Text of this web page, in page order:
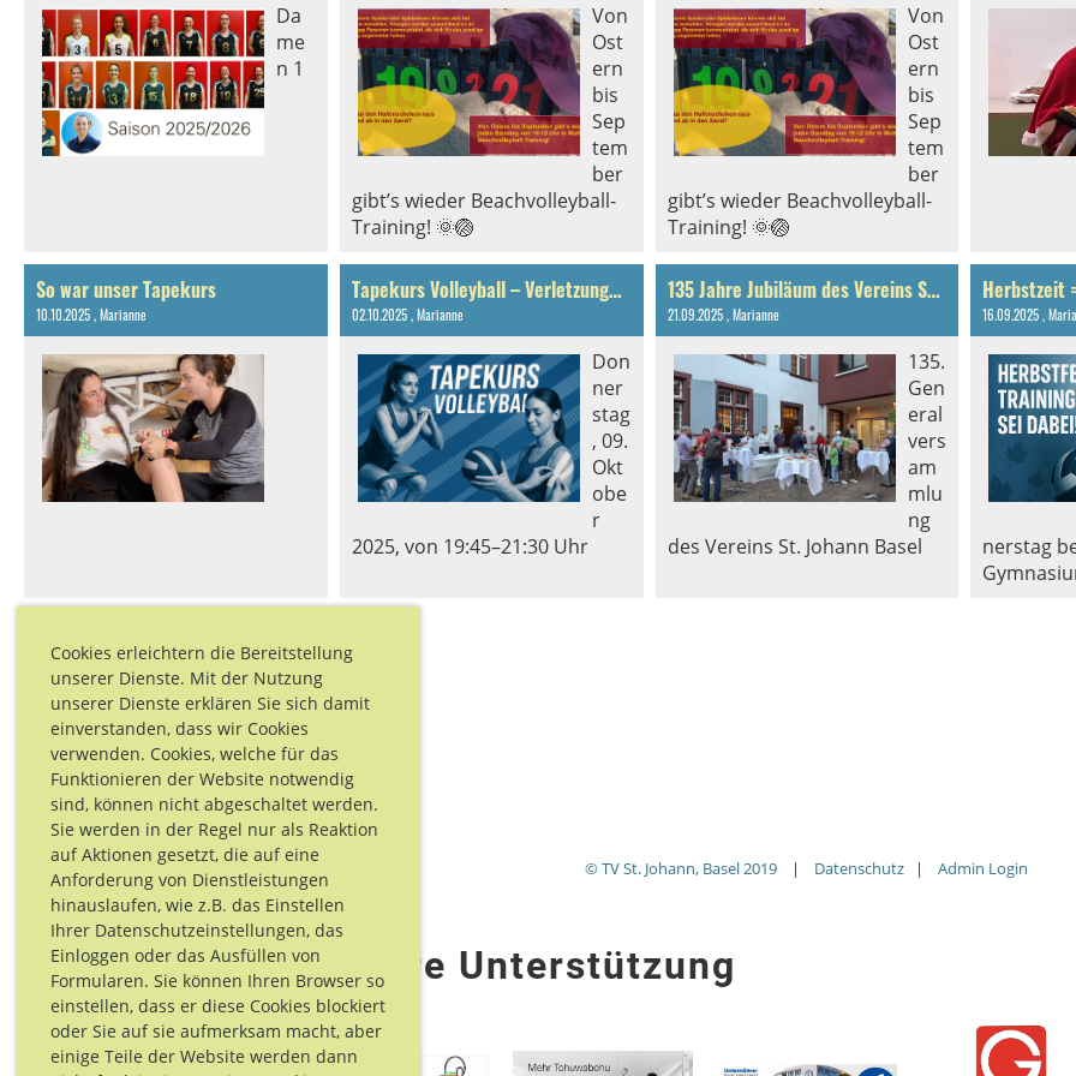
Cookies erleichtern die Bereitstellung
unserer Dienste. Mit der Nutzung
unserer Dienste erklären Sie sich damit
einverstanden, dass wir Cookies
verwenden. Cookies, welche für das
Funktionieren der Website notwendig
sind, können nicht abgeschaltet werden.
Sie werden in der Regel nur als Reaktion
auf Aktionen gesetzt, die auf eine
Anforderung von Dienstleistungen
hinauslaufen, wie z.B. das Einstellen
Ihrer Datenschutzeinstellungen, das
Einloggen oder das Ausfüllen von
Formularen. Sie können Ihren Browser so
einstellen, dass er diese Cookies blockiert
oder Sie auf sie aufmerksam macht, aber
einige Teile der Website werden dann
Da
me
n 1
Von
Ost
ern
bis
Sep
tem
ber
gibt’s wieder Beachvolleyball-
Training! 🌞🏐
Von
Ost
ern
bis
Sep
tem
ber
gibt’s wieder Beachvolleyball-
Training! 🌞🏐
So war unser Tapekurs
10.10.2025, Marianne
Tapekurs Volleyball – Verletzungen vorbeugen & stärker spielen!
02.10.2025, Marianne
Don
ner
stag
, 09.
Okt
obe
r
2025, von 19:45–21:30 Uhr
135 Jahre Jubiläum des Vereins St. Johann Basel
21.09.2025, Marianne
135.
Gen
eral
vers
am
mlu
ng
des Vereins St. Johann Basel
16.09.2025,
nerstag
Weitere Einträge
© TV St. Johann, Basel 2019 | Datenschutz |Admin Login
Danke für Eure Unterstützung